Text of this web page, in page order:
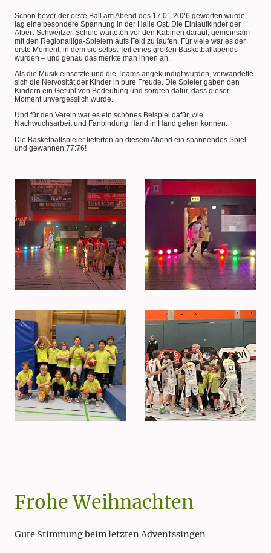
Schon bevor der erste Ball am Abend des 17.01.2026 geworfen wurde,
lag eine besondere Spannung in der Halle Ost. Die Einlaufkinder der
Albert-Schweitzer-Schule warteten vor den Kabinen darauf, gemeinsam
mit den Regionalliga‑Spielern aufs Feld zu laufen. Für viele war es der
erste Moment, in dem sie selbst Teil eines großen Basketballabends
wurden – und genau das merkte man ihnen an.
Als die Musik einsetzte und die Teams angekündigt wurden, verwandelte
sich die Nervosität der Kinder in pure Freude. Die Spieler gaben den
Kindern ein Gefühl von Bedeutung und sorgten dafür, dass dieser
Moment unvergesslich wurde.
Und für den Verein war es ein schönes Beispiel dafür, wie
Nachwuchsarbeit und Fanbindung Hand in Hand gehen können.
Die Basketballspieler lieferten an diesem Abend ein spannendes Spiel
und gewannen 77:76!
Frohe Weihnachten
Gute Stimmung beim letzten Adventssingen